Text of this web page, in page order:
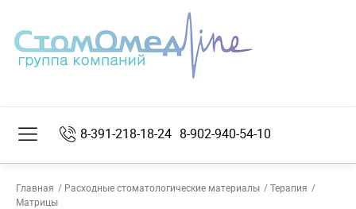
8-391-218-18-24 8-902-940-54-10
Главная Расходные стоматологические материалы
Терапия
Матрицы